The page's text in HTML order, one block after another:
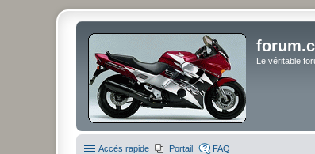
Le véritable
Accès rapide Portail FAQ